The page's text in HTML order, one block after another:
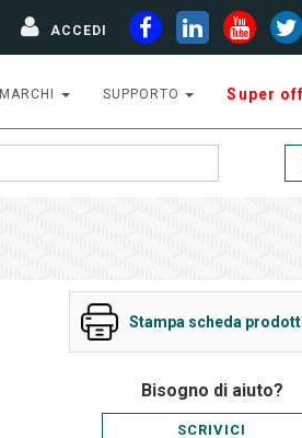
ACCEDI
MARCHI SUPPORTO Super
Stampa scheda
Bisogno di aiuto?
SCRIVICI